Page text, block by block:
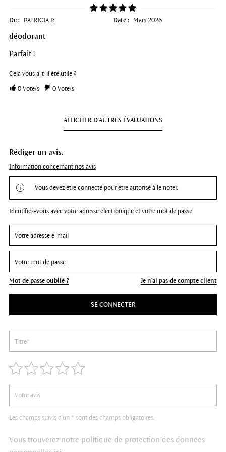
De : PATRICIA P. Date : Mars 2026
déodorant
Parfait !
Cela vous a-t-il été utile ?
0Vote/s 0Vote/s
AFFICHER D'AUTRES ÉVALUATIONS
Rédiger un avis.
Information concernant nos avis
Vous devez être connecté pour être autorisé à le noter.
Identifiez-vous avec votre adresse électronique et votre mot de passe
Mot de passe oublié ? Je n'ai pas de compte client
SE CONNECTER
Les champs suivis d'un * sont des champs obligatoires.
Vous trouverez notre politique de protection des données